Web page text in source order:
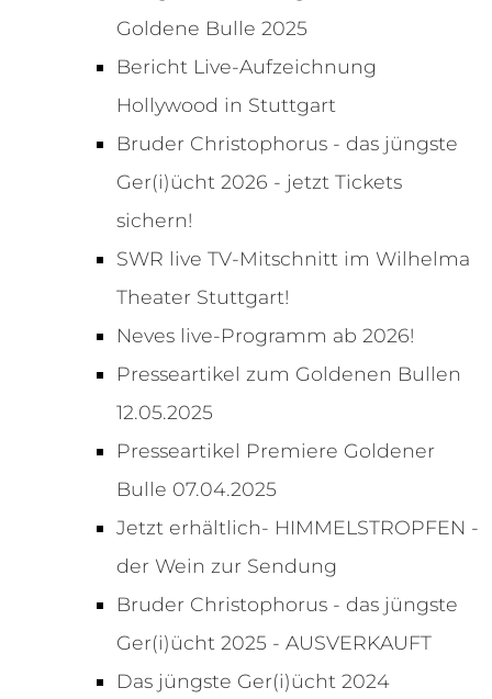
Goldene Bulle 2025
Bericht Live-Aufzeichnung
Hollywood in Stuttgart
Bruder Christophorus - das jüngste
Ger(i)ücht 2026 - jetzt Tickets
sichern!
SWR live TV-Mitschnitt im Wilhelma
Theater Stuttgart!
Neves live-Programm ab 2026!
Presseartikel zum Goldenen Bullen
12.05.2025
Presseartikel Premiere Goldener
Bulle 07.04.2025
Jetzt erhältlich- HIMMELSTROPFEN -
der Wein zur Sendung
Bruder Christophorus - das jüngste
Ger(i)ücht 2025 - AUSVERKAUFT
Das jüngste Ger(i)ücht 2024